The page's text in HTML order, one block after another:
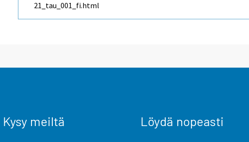
21_tau_001_fi.html
Kysy meiltä Löydä nopeasti